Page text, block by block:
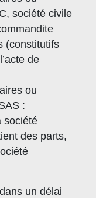
société civile
(constitutifs
de
ou
:
société
des parts,
un délai